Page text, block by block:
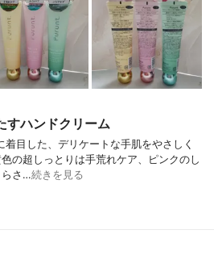
すハンドクリーム
目した、デリケートな手肌をやさしく
の超しっとりは手荒れケア、ピンクのし
らさ…続きを見る